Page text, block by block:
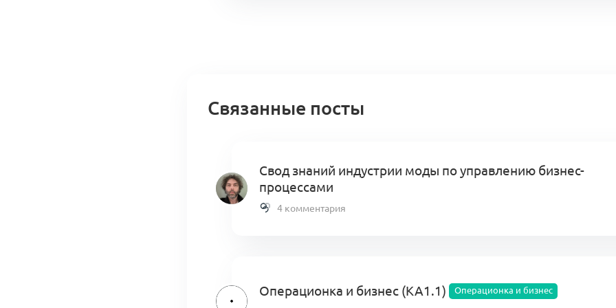
Связанные посты
Свод знаний индустрии моды по управлению бизнес-
процессами
4 комментария
Операционка и бизнес (КА1.1) Операционка и бизнес